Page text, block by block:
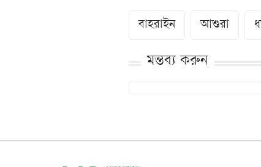
বাহরাইন আশুরা
মন্তব্য করুন